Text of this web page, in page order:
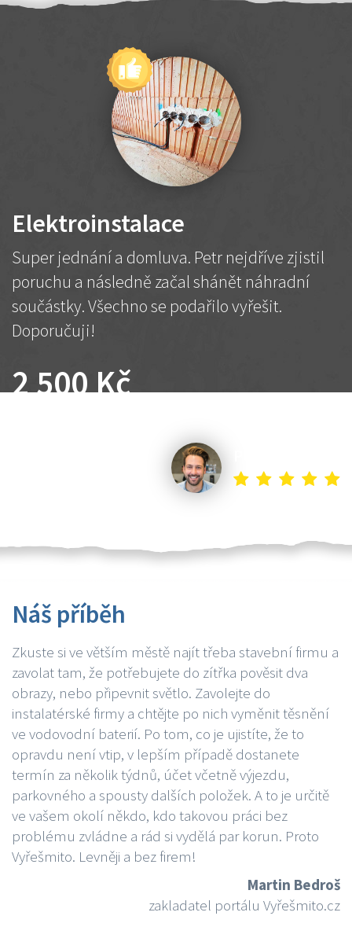
Elektroinstalace
Super jednání a domluva. Petr nejdříve zjistil
poruchu a následně začal shánět náhradní
součástky. Všechno se podařilo vyřešit.
Doporučuji!
2 500 Kč
Náš příběh
Zkuste si ve větším městě najít třeba stavební firmu a
zavolat tam, že potřebujete do zítřka pověsit dva
obrazy, nebo připevnit světlo. Zavolejte do
instalatérské firmy a chtějte po nich vyměnit těsnění
ve vodovodní baterií. Po tom, co je ujistíte, že to
opravdu není vtip, v lepším případě dostanete
termín za několik týdnů, účet včetně výjezdu,
parkovného a spousty dalších položek. A to je určitě
ve vašem okolí někdo, kdo takovou práci bez
problému zvládne a rád si vydělá par korun. Proto
Vyřešmito. Levněji a bez firem!
Martin Bedroš
zakladatel portálu Vyřešmito.cz